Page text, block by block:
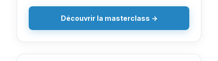
Découvrir la masterclass →